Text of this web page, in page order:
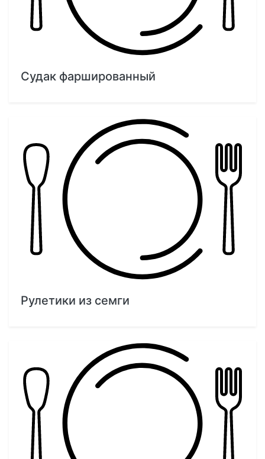
Судак фаршированный
Рулетики из семги